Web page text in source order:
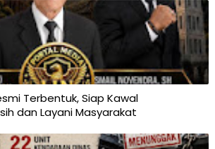
Terbentuk, Siap Kawal
dan Layani Masyarakat